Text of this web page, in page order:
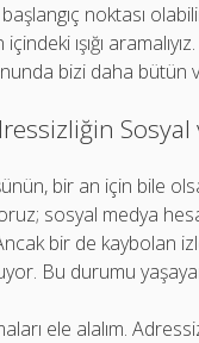
noktası
içindeki ışığı
bizi daha bütün
Sosyal
bir an için bile
sosyal medya
Ancak bir de
Bu durumu
ele alalım.